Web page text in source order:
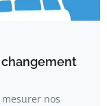
changement
mesurer nos